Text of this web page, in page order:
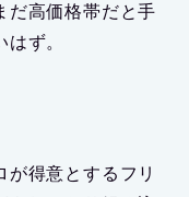
だ高価格帯だと手
ず。
得意とするフリ